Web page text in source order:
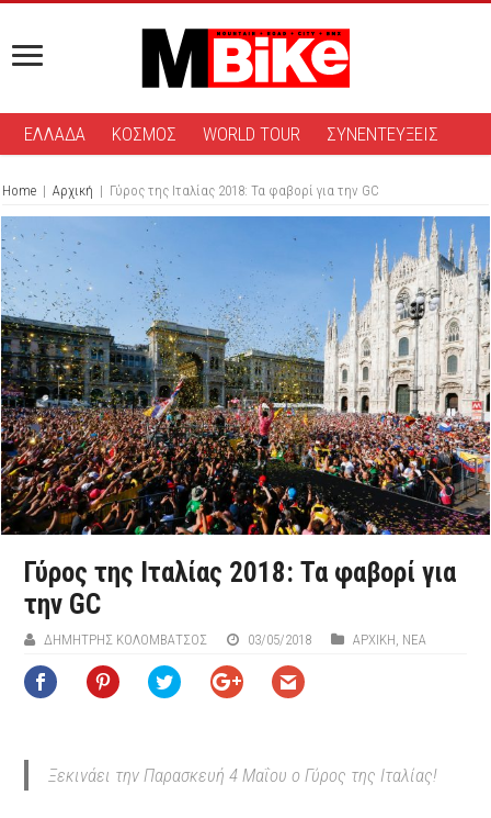
ΕΛΛΑΔΑ ΚΟΣΜΟΣ WORLD TOUR ΣΥΝΕΝΤΕΥΞΕΙΣ
Home | Αρχική | Γύρος της Ιταλίας 2018: Τα φαβορί για την GC
Γύρος της Ιταλίας 2018: Τα φαβορί για
την GC
ΔΗΜΉΤΡΗΣ ΚΟΛΟΜΒΆΤΣΟΣ 03/05/2018 ΑΡΧΙΚΉ, ΝΕΑ
Ξεκινάει την Παρασκευή 4 Μαΐου ο Γύρος της Ιταλίας!